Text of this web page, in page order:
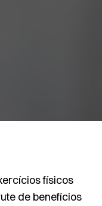
físicos
de benefícios